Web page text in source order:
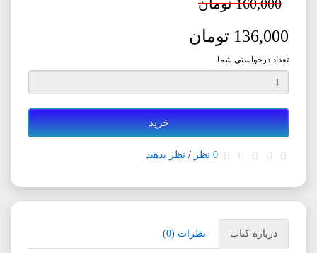
160,000 تومان
136,000 تومان
تعداد درخواستی شما
خرید
0 نظر / نظر بدهید
درباره کتاب نظرات (0)